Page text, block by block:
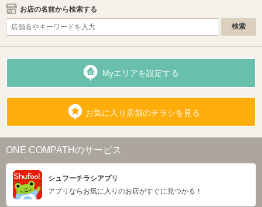
お店の名前から検索する
Myエリアを設定する
お気に入り店舗のチラシを見る
ONE COMPATHのサービス
シュフーチラシアプリ
アプリならお気に入りのお店がすぐに見つかる！